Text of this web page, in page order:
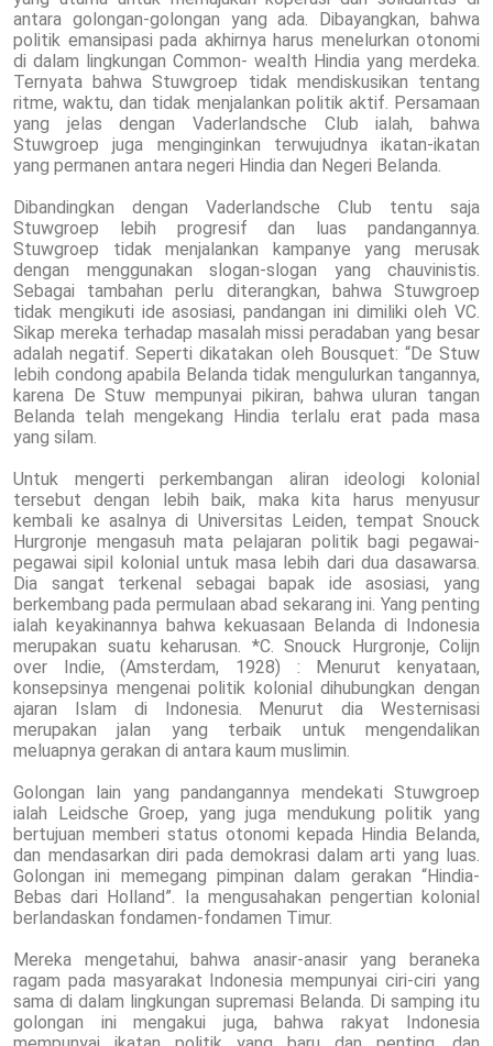
antara golongan-golongan yang ada. Dibayangkan, bahwa
politik emansipasi pada akhirnya harus menelurkan otonomi
di dalam lingkungan Common- wealth Hindia yang merdeka.
Ternyata bahwa Stuwgroep tidak mendiskusikan tentang
ritme, waktu, dan tidak menjalankan politik aktif. Persamaan
yang jelas dengan Vaderlandsche Club ialah, bahwa
Stuwgroep juga menginginkan terwujudnya ikatan-ikatan
yang permanen antara negeri Hindia dan Negeri Belanda.
Dibandingkan dengan Vaderlandsche Club tentu saja
Stuwgroep lebih progresif dan luas pandangannya.
Stuwgroep tidak menjalankan kampanye yang merusak
dengan menggunakan slogan-slogan yang chauvinistis.
Sebagai tambahan perlu diterangkan, bahwa Stuwgroep
tidak mengikuti ide asosiasi, pandangan ini dimiliki oleh VC.
Sikap mereka terhadap masalah missi peradaban yang besar
adalah negatif. Seperti dikatakan oleh Bousquet: “De Stuw
lebih condong apabila Belanda tidak mengulurkan tangannya,
karena De Stuw mempunyai pikiran, bahwa uluran tangan
Belanda telah mengekang Hindia terlalu erat pada masa
yang silam.
Untuk mengerti perkembangan aliran ideologi kolonial
tersebut dengan lebih baik, maka kita harus menyusur
kembali ke asalnya di Universitas Leiden, tempat Snouck
Hurgronje mengasuh mata pelajaran politik bagi pegawai-
pegawai sipil kolonial untuk masa lebih dari dua dasawarsa.
Dia sangat terkenal sebagai bapak ide asosiasi, yang
berkembang pada permulaan abad sekarang ini. Yang penting
ialah keyakinannya bahwa kekuasaan Belanda di Indonesia
merupakan suatu keharusan. *C. Snouck Hurgronje, Colijn
over Indie, (Amsterdam, 1928) : Menurut kenyataan,
konsepsinya mengenai politik kolonial dihubungkan dengan
ajaran Islam di Indonesia. Menurut dia Westernisasi
merupakan jalan yang terbaik untuk mengendalikan
meluapnya gerakan di antara kaum muslimin.
Golongan lain yang pandangannya mendekati Stuwgroep
ialah Leidsche Groep, yang juga mendukung politik yang
bertujuan memberi status otonomi kepada Hindia Belanda,
dan mendasarkan diri pada demokrasi dalam arti yang luas.
Golongan ini memegang pimpinan dalam gerakan “Hindia-
Bebas dari Holland”. Ia mengusahakan pengertian kolonial
berlandaskan fondamen-fondamen Timur.
Mereka mengetahui, bahwa anasir-anasir yang beraneka
ragam pada masyarakat Indonesia mempunyai ciri-ciri yang
sama di dalam lingkungan supremasi Belanda. Di samping itu
golongan ini mengakui juga, bahwa rakyat Indonesia